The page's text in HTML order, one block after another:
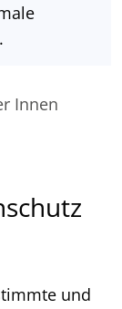
Innen
und